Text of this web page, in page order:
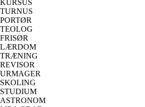
KURSUS
TURNUS
PORTØR
TEOLOG
FRISØR
LÆRDOM
TRÆNING
REVISOR
URMAGER
SKOLING
STUDIUM
ASTRONOM